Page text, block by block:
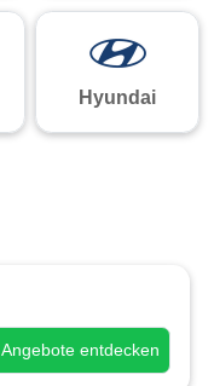
Hyundai
Angebote entdecken